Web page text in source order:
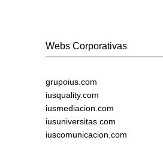
Webs Corporativas
grupoius.com
iusquality.com
iusmediacion.com
iusuniversitas.com
iuscomunicacion.com